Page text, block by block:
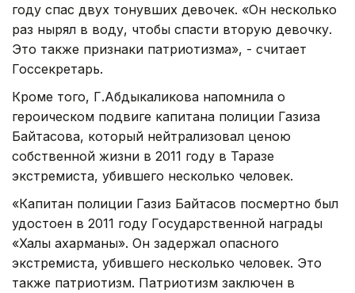
году спас двух тонувших девочек. «Он несколько
раз нырял в воду, чтобы спасти вторую девочку.
Это также признаки патриотизма», - считает
Госсекретарь.
Кроме того, Г.Абдыкаликова напомнила о
героическом подвиге капитана полиции Газиза
Байтасова, который нейтрализовал ценою
собственной жизни в 2011 году в Таразе
экстремиста, убившего несколько человек.
«Капитан полиции Газиз Байтасов посмертно был
удостоен в 2011 году Государственной награды
«Халық қахарманы». Он задержал опасного
экстремиста, убившего несколько человек. Это
также патриотизм. Патриотизм заключен в